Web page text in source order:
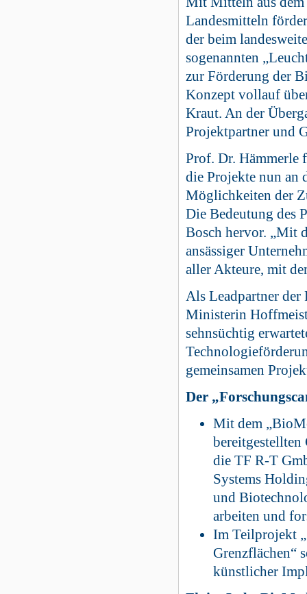
Landesmitteln
der beim
sogenannten
zur Förderung der
Konzept vollauf
Kraut. An der
Projektpartner und
Prof. Dr. Hämmerle
die Projekte nun an
Möglichkeiten der
Die Bedeutung des
Bosch hervor. „Mit
ansässiger
aller Akteure, mit
Als Leadpartner
Ministerin
sehnsüchtig
gemeinsamen
Der
Mit dem
bereitgestellten
die TF R-T
Systems
und
arbeiten und
Im Teilprojekt
Grenzflächen“
künstlicher